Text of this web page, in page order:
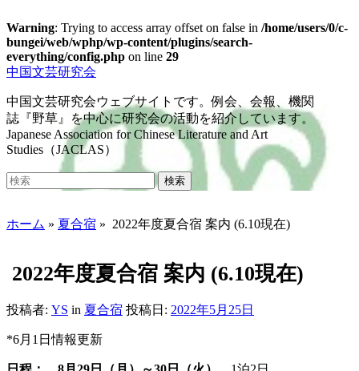
Warning: Trying to access array offset on false in /home/users/0/c-
bungei/web/wphp/wp-content/plugins/search-
everything/config.php on line 29
Skip
main
content
中国文芸研究会
中国文芸研究会ウェブサイトです。例会、会報、機関
誌『野草』を中心に研究会の活動を紹介しています。
Japanese Association for Chinese Literature and Art
Studies（JACLAS）
Toggle
mobile
Search
for:
検索
ホーム » 夏合宿 » 2022年度夏合宿 案内 (6.10現在)
2022年度夏合宿 案内 (6.10現在)
投稿者: YS in 夏合宿 投稿日: 2022年5月25日
*6月1日情報更新